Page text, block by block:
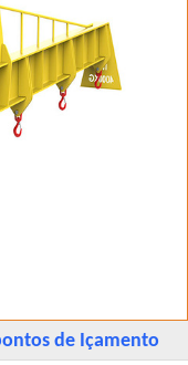
de Içamento